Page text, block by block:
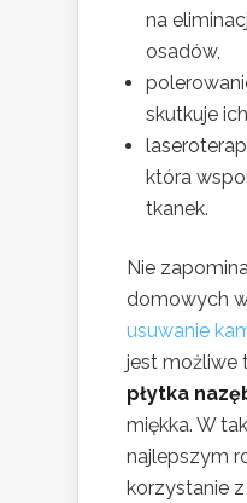
na
osadów,
skutkuje
która
tkanek.
Nie
domowych
usuwanie
jest możliwe
płytka
miękka. W
najlepszym
korzystanie